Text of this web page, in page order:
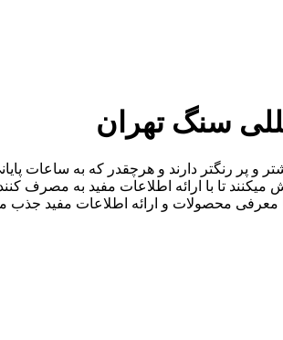
سنگ تهران
پر رنگتر دارند و هرچقدر که به ساعات
میکنند تا با ارائه اطلاعات مفید به
محصولات و ارائه اطلاعات مفید جذب